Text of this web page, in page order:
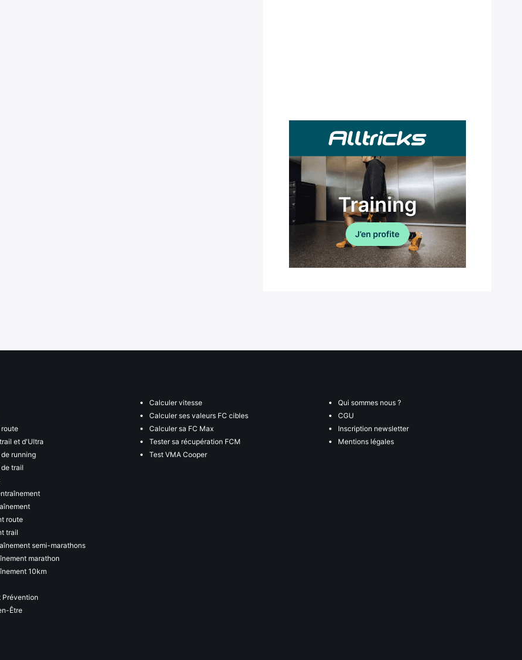
route
et d'Ultra
running
trail
route
trail
semi-marathons
marathon
10km
Prévention
Être
Calculer vitesse
Calculer ses valeurs FC cibles
Calculer sa FC Max
Tester sa récupération FCM
Test VMA Cooper
Qui sommes nous ?
CGU
Inscription newsletter
Mentions légales